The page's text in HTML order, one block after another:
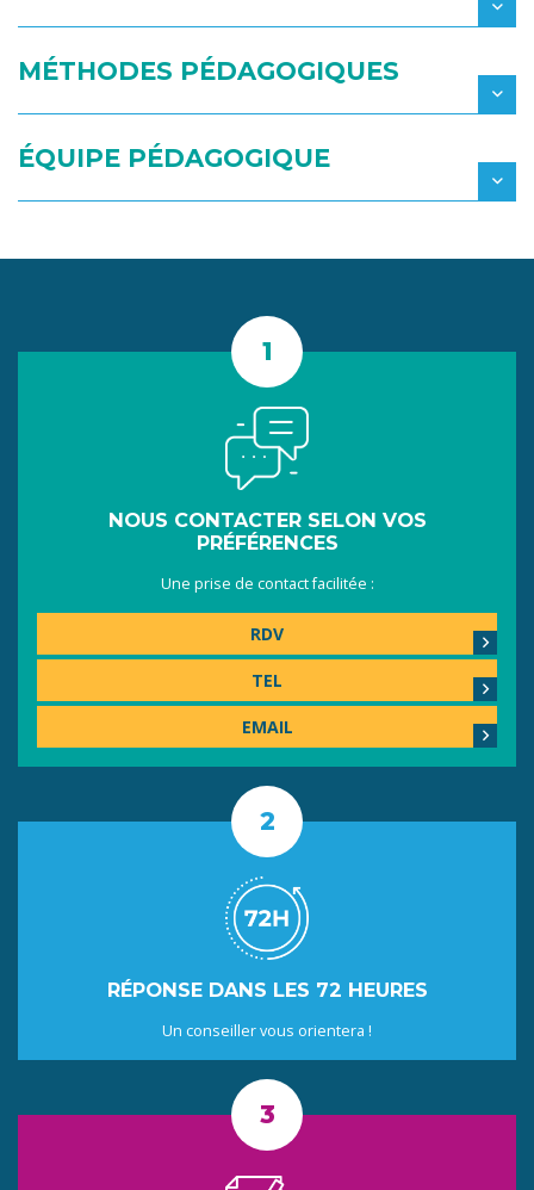
MÉTHODES PÉDAGOGIQUES
ÉQUIPE PÉDAGOGIQUE
NOUS CONTACTER SELON VOS
PRÉFÉRENCES
Une prise de contact facilitée :
RDV
TEL
EMAIL
RÉPONSE DANS LES 72 HEURES
Un conseiller vous orientera !